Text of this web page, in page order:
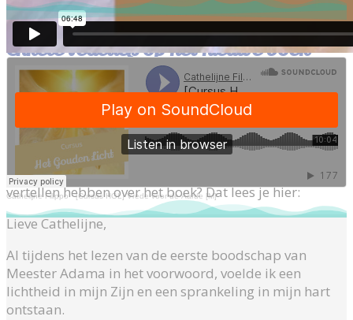
Cathelijne Filippo·[Cursus HGL] Vrede voor de Aarde [M]
Enkele reacties op het nieuwe boek
Ik hoop dat je hebt genoten van de Online Book Party
en dat het je heeft geïnspireerd. Meer Gouden Licht
inspiratie? Download dan het gratisGouden
Lichtpakket, als je dat nog niet hebt gedaan.
Ben je benieuwd wat de early bird ambassadeurs al te
vertellen hebben over het boek? Dat lees je hier:
Lieve Cathelijne,
Al tijdens het lezen van de eerste boodschap van
Meester Adama in het voorwoord, voelde ik een
lichtheid in mijn Zijn en een sprankeling in mijn hart
ontstaan.